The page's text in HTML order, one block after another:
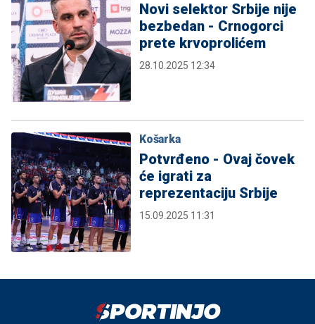
Novi selektor Srbije nije
bezbedan - Crnogorci
prete krvoprolićem
28.10.2025 12:34
Košarka
Potvrđeno - Ovaj čovek
će igrati za
reprezentaciju Srbije
15.09.2025 11:31